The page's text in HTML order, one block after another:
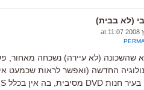
(לא בבית)
שהשכונה (לא עיירה) נשכחה מאחור,
החדשה (ואפשר לראות שכמעט